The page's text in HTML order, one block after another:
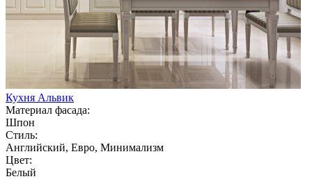
Кухня Альвик
Материал фасада:
Шпон
Стиль:
Английский, Евро, Минимализм
Цвет:
Белый